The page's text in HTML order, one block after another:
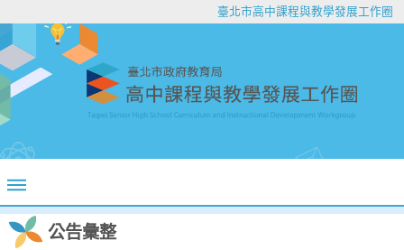
臺北市高中課程與教學發展工作圈
公告彙整